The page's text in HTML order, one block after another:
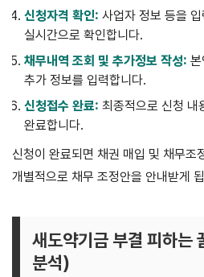
신청자격 확인: 사업자 정보 등을
실시간으로 확인합니다.
채무내역 조회 및 추가정보 작성:
추가 정보를 입력합니다.
신청접수 완료: 최종적으로 신청 내
완료합니다.
신청이 완료되면 채권 매입 및 채무조
개별적으로 채무 조정안을 안내받게
새도약기금 부결 피하는
분석)